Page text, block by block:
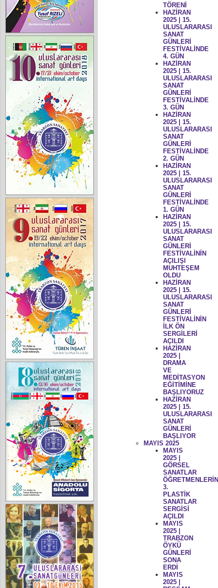
TÖRENİ
HAZİRAN
2025 | 15.
ULUSLARARASI
SANAT
GÜNLERİ
FESTİVALİNDE
4. GÜN
HAZİRAN
2025 | 15.
ULUSLARARASI
SANAT
GÜNLERİ
FESTİVALİNDE
3. GÜN
HAZİRAN
2025 | 15.
ULUSLARARASI
SANAT
GÜNLERİ
FESTİVALİNDE
2. GÜN
HAZİRAN
2025 | 15.
ULUSLARARASI
SANAT
GÜNLERİ
FESTİVALİNDE
1. GÜN
HAZİRAN
2025 | 15.
ULUSLARARASI
SANAT
GÜNLERİ
FESTİVALİNİN
AÇILIŞI
MUHTEŞEM
OLDU
HAZİRAN
2025 | 15.
ULUSLARARASI
SANAT
GÜNLERİ
FESTİVALİNİN
İLK ÖN
SERGİLERİ
AÇILDI
HAZİRAN
2025 |
DRAMA
VE
MEDİTASYON
EĞİTİMİNE
BAŞLIYORUZ
HAZİRAN
2025 | 15.
ULUSLARARASI
SANAT
GÜNLERİ
BAŞLIYOR
MAYIS 2025
MAYIS
2025 |
GÖRSEL
SANATLAR
3.
PLASTİK
SANATLAR
SERGİSİ
AÇILDI
MAYIS
2025 |
TRABZON
ÖYKÜ
GÜNLERİ
SONA
ERDİ
MAYIS
2025 |